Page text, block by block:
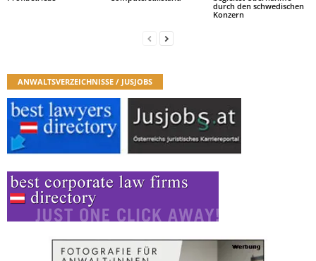
durch den schwedischen
Konzern
ANWALTSVERZEICHNISSE / JUSJOBS